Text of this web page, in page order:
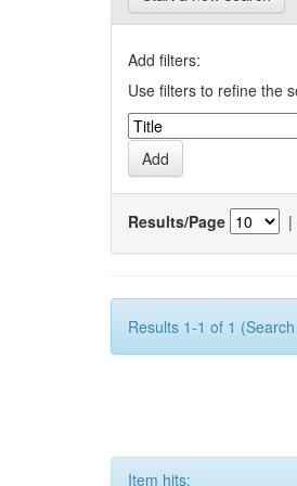
Add filters:
Use filters to refine the
Results/Page |
Results 1-1 of 1
Item hits: